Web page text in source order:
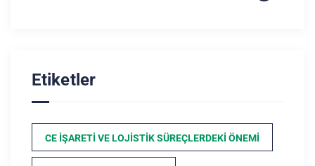
Etiketler
CE İŞARETI VE LOJISTIK SÜREÇLERDEKI ÖNEMI